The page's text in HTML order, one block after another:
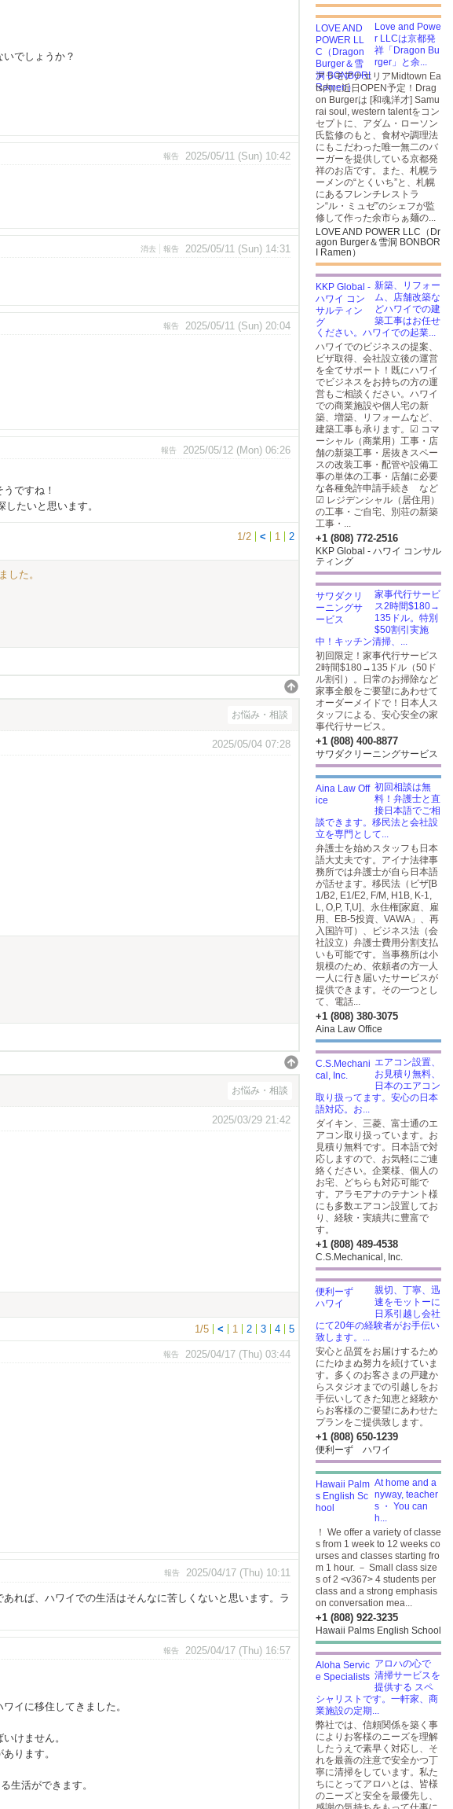
でしょうか？
2025/05/11 (Sun) 10:42
報告
2025/05/11 (Sun) 14:31
報告
消去
2025/05/11 (Sun) 20:04
報告
2025/05/12 (Mon) 06:26
報告
ですね！
たいと思います。
1/2 < 1 2
した。
お悩み・相談
2025/05/04 07:28
お悩み・相談
2025/03/29 21:42
1/5
< 1 2 3 4 5
2025/04/17 (Thu) 03:44
報告
2025/04/17 (Thu) 10:11
報告
れば、ハワイでの生活はそんなに苦しくないと思います。ラ
2025/04/17 (Thu) 16:57
報告
イに移住してきました。
けません。
ります。
生活ができます。
Love and Powe
r LLCは京都発
祥「Dragon Bu
rger」と余...
アラモアナエリアMidtown Ea
ts内に近日OPEN予定！Drag
on Burgerは [和魂洋才] Samu
rai soul, western talentをコン
セプトに、アダム・ローソン
氏監修のもと、食材や調理法
にもこだわった唯一無二のバ
ーガーを提供している京都発
祥のお店です。また、札幌ラ
ーメンの“とくいち”と、札幌
にあるフレンチレストラ
ン“ル・ミュゼ”のシェフが監
修して作った余市らぁ麺の...
LOVE AND POWER LLC（Dr
agon Burger＆雪洞 BONBOR
I Ramen）
新築、リフォー
ム、店舗改築な
どハワイでの建
築工事はお任せ
ください。ハワイでの起業...
ハワイでのビジネスの提案、
ビザ取得、会社設立後の運営
を全てサポート！既にハワイ
でビジネスをお持ちの方の運
営もご相談ください。ハワイ
での商業施設や個人宅の新
築、増築、リフォームなど、
建築工事も承ります。☑ コマ
ーシャル（商業用）工事・店
舗の新築工事・居抜きスペー
スの改装工事・配管や設備工
事の単体の工事・店舗に必要
な各種免許申請手続き など
☑ レジデンシャル（居住用）
の工事・ご自宅、別荘の新築
工事・...
+1 (808) 772-2516
KKP Global - ハワイ コンサル
ティング
家事代行サービ
ス2時間$180→
135ドル。特別
$50割引実施
中！キッチン清掃、...
初回限定！家事代行サービス
2時間$180→135ドル（50ド
ル割引）。日常のお掃除など
家事全般をご要望にあわせて
オーダーメイドで！日本人ス
タッフによる、安心安全の家
事代行サービス。
+1 (808) 400-8877
サワダクリーニングサービス
初回相談は無
料！弁護士と直
接日本語でご相
談できます。移民法と会社設
立を専門として...
弁護士を始めスタッフも日本
語大丈夫です。アイナ法律事
務所では弁護士が自ら日本語
が話せます。移民法（ビザ[B
1/B2, E1/E2, F/M, H1B, K-1,
L, O,P, T,U]、永住権[家庭、雇
用、EB-5投資、VAWA」、再
入国許可）、ビジネス法（会
社設立）弁護士費用分割支払
いも可能です。当事務所は小
規模のため、依頼者の方一人
一人に行き届いたサービスが
提供できます。その一つとし
て、電話...
+1 (808) 380-3075
Aina Law Office
エアコン設置、
お見積り無料、
日本のエアコン
取り扱ってます。安心の日本
語対応。お...
ダイキン、三菱、富士通のエ
アコン取り扱っています。お
見積り無料です。日本語で対
応しますので、お気軽にご連
絡ください。企業様、個人の
お宅、どちらも対応可能で
す。アラモアナのテナント様
にも多数エアコン設置してお
り、経験・実績共に豊富で
す。
+1 (808) 489-4538
C.S.Mechanical, Inc.
親切、丁寧、迅
速をモットーに
日系引越し会社
にて20年の経験者がお手伝い
致します。...
安心と品質をお届けするため
にたゆまぬ努力を続けていま
す。多くのお客さまの戸建か
らスタジオまでの引越しをお
手伝いしてきた知恵と経験か
らお客様のご要望にあわせた
プランをご提供致します。
+1 (808) 650-1239
便利ーず ハワイ
At home and a
nyway, teacher
s ・ You can
h...
！ We offer a variety of classe
s from 1 week to 12 weeks co
urses and classes starting fro
m 1 hour. － Small class size
s of 2 <v367> 4 students per
class and a strong emphasis
on conversation mea...
+1 (808) 922-3235
Hawaii Palms English School
アロハの心で
清掃サービスを
提供する スペ
シャリストです。一軒家、商
業施設の定期...
弊社では、信頼関係を築く事
によりお客様のニーズを理解
したうえで素早く対応し、そ
れを最善の注意で安全かつ丁
寧に清掃をしています。私た
ちにとってアロハとは、皆様
のニーズと安全を最優先し、